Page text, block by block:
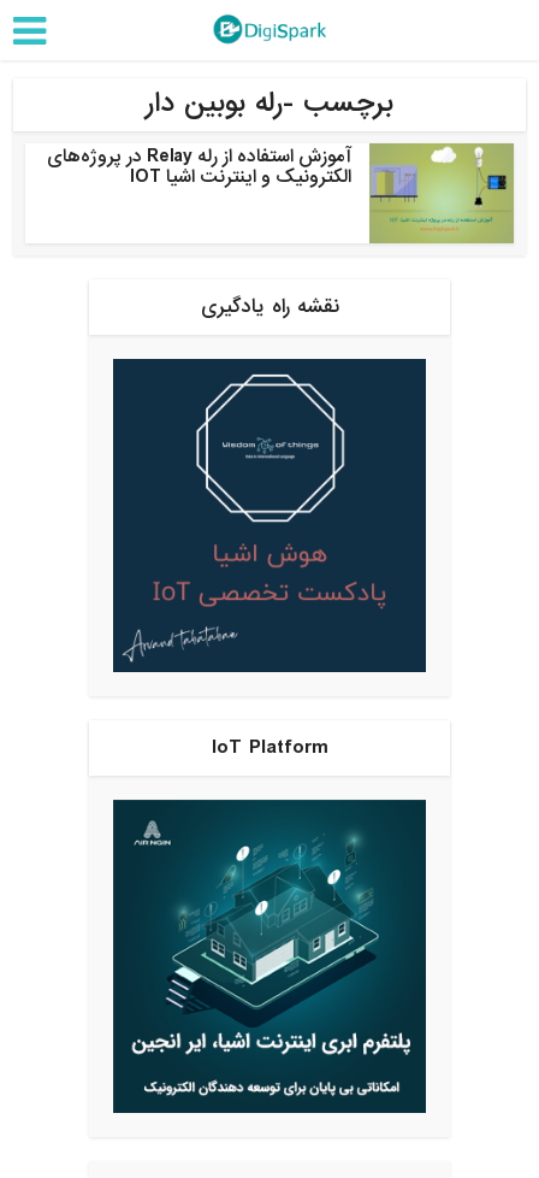
برچسب -رله بوبین دار
آموزش استفاده از رله Relay در پروژه‌های
الکترونیک و اینترنت اشیا IOT
نقشه راه یادگیری
IoT Platform